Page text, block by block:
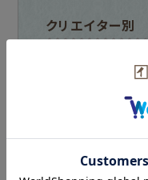
クリエイター別
mizutama
トコロコムギ
キャラクター別